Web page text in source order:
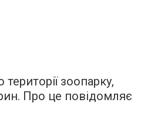
зоопарку,
Про це повідомляє